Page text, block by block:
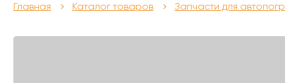
Главная Каталог товаров Запчасти для